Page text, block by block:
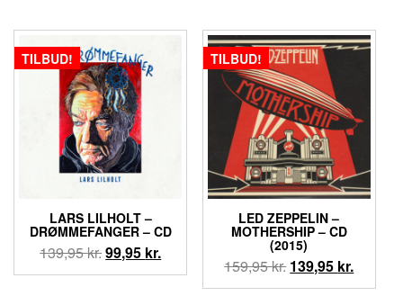
var:
99,95 kr..
er:
69,95 kr..
TILBUD!
LARS LILHOLT –
DRØMMEFANGER – CD
139,95kr.Den
oprindelige
99,95 kr.Den
aktuelle
TILBUD!
LED ZEPPELIN –
MOTHERSHIP – CD
(2015)
159,95kr. Den
oprindelige
139,95 kr.Den
aktuelle